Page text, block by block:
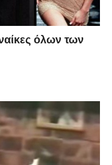
όλων των